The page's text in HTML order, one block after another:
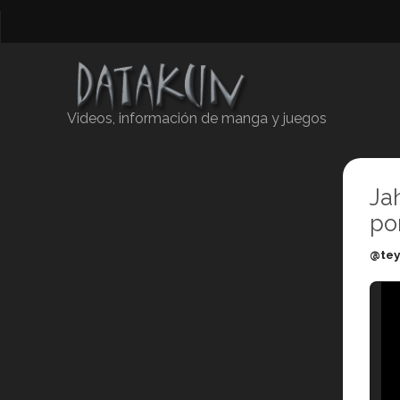
Videos, información de manga y juegos